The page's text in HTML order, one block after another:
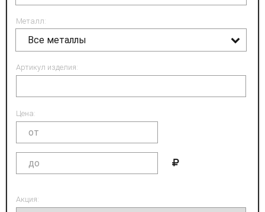
Металл:
Все металлы
Артикул изделия:
Цена:
Акция: